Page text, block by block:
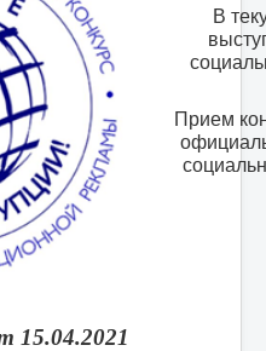
В
Прием
15.04.2021